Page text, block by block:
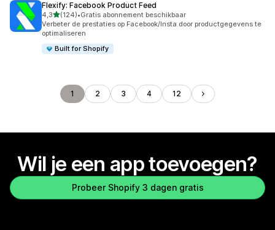
Flexify: Facebook Product Feed
4,3van 5 sterren
(124)
124 recensies in totaal
•Gratis abonnement beschikbaar
Verbeter de prestaties op Facebook/Insta door productgegevens te
optimaliseren
Built for Shopify
1 2 3 4 12
Wil je een app toevoegen?
Probeer Shopify 3 dagen gratis